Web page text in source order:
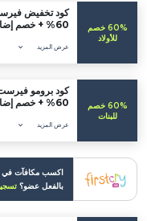
كود تخفيض فيرست كراي:
60% + خصم إضافي 10% على أزياء الأولاد
كود برومو فيرست كراي:
60% + خصم إضافي 10% على أزياء البنات
اكسب مكافآت في كل مرة
بالفعل عضو؟تسجيل الدخول